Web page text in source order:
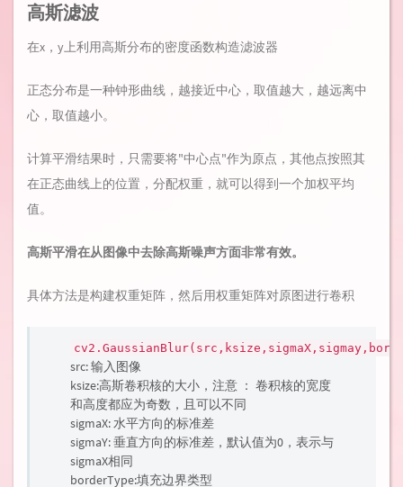
高斯滤波
在x，y上利用高斯分布的密度函数构造滤波器
正态分布是一种钟形曲线，越接近中心，取值越大，越远离中
心，取值越小。
计算平滑结果时，只需要将"中心点"作为原点，其他点按照其
在正态曲线上的位置，分配权重，就可以得到一个加权平均
值。
高斯平滑在从图像中去除高斯噪声方面非常有效。
具体方法是构建权重矩阵，然后用权重矩阵对原图进行卷积
src: 输入图像
ksize:高斯卷积核的大小，注意 ： 卷积核的宽度
和高度都应为奇数，且可以不同
sigmaX: 水平方向的标准差
sigmaY: 垂直方向的标准差，默认值为0，表示与
sigmaX相同
borderType:填充边界类型